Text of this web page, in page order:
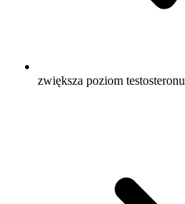
zwiększa poziom testosteronu